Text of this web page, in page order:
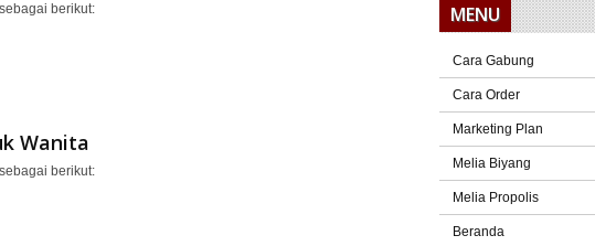
berikut:
Wanita
berikut:
MENU
Cara Gabung
Cara Order
Marketing Plan
Melia Biyang
Melia Propolis
Beranda